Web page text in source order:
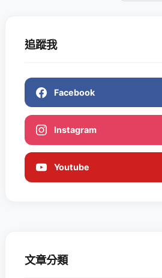
追蹤我
Facebook
Instagram
Youtube
文章分類